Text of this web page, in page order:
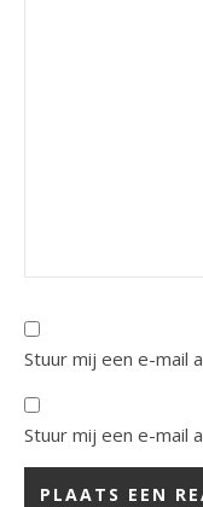
Stuur mij een e-mail
Stuur mij een e-mail